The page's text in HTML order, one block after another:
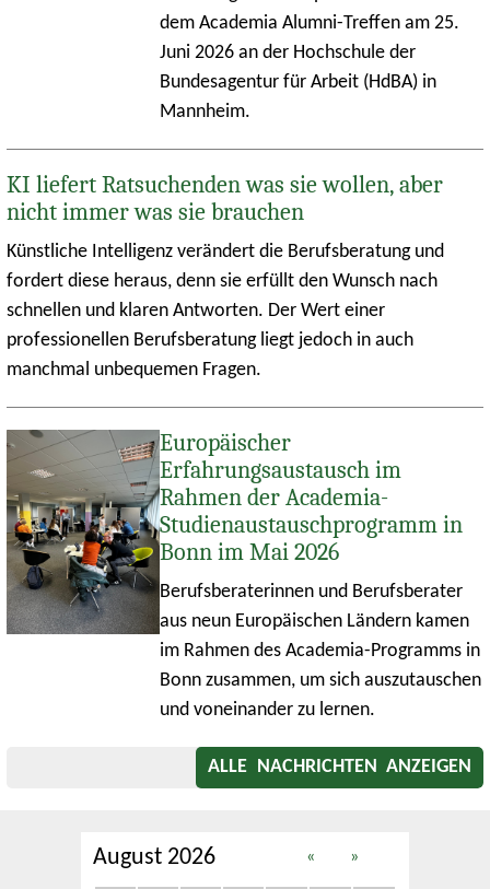
dem Academia Alumni-Treffen am 25.
Juni 2026 an der Hochschule der
Bundesagentur für Arbeit (HdBA) in
Mannheim.
KI liefert Ratsuchenden was sie wollen, aber
nicht immer was sie brauchen
Künstliche Intelligenz verändert die Berufsberatung und
fordert diese heraus, denn sie erfüllt den Wunsch nach
schnellen und klaren Antworten. Der Wert einer
professionellen Berufsberatung liegt jedoch in auch
manchmal unbequemen Fragen.
Europäischer
Erfahrungsaustausch im
Rahmen der Academia-
Studienaustauschprogramm in
Bonn im Mai 2026
Berufsberaterinnen und Berufsberater
aus neun Europäischen Ländern kamen
im Rahmen des Academia-Programms in
Bonn zusammen, um sich auszutauschen
und voneinander zu lernen.
ALLE NACHRICHTEN ANZEIGEN
August 2026 « »